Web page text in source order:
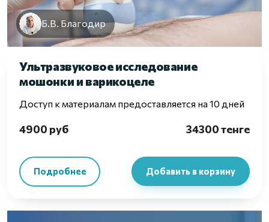
Б.В. Благодир
Ультразвуковое исследование
мошонки и варикоцеле
Доступ к материалам предоставляется на 10 дней
4900 руб 34300 тенге
Подробнее Добавить в корзину